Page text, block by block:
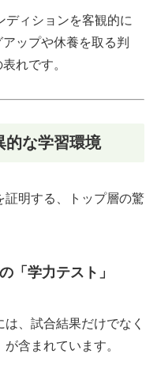
ディションを客観的に
ップや休養を取る判
れです。
的な学習環境
証明する、トップ層の驚
「学力テスト」
、試合結果だけでなく
含まれています。